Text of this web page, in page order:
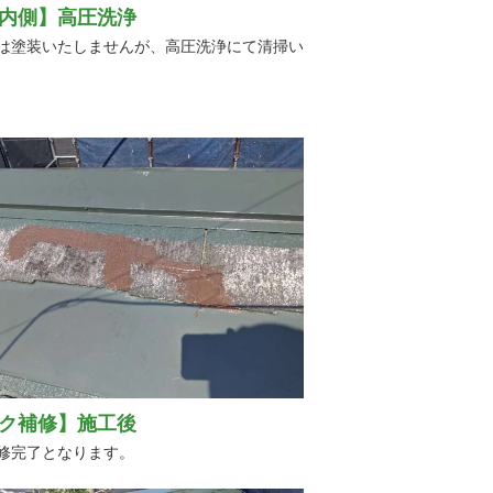
側】高圧洗浄
塗装いたしませんが、高圧洗浄にて清掃い
補修】施工後
完了となります。